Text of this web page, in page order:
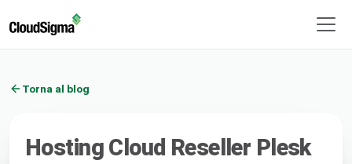
Torna al blog
Hosting Cloud Reseller Plesk